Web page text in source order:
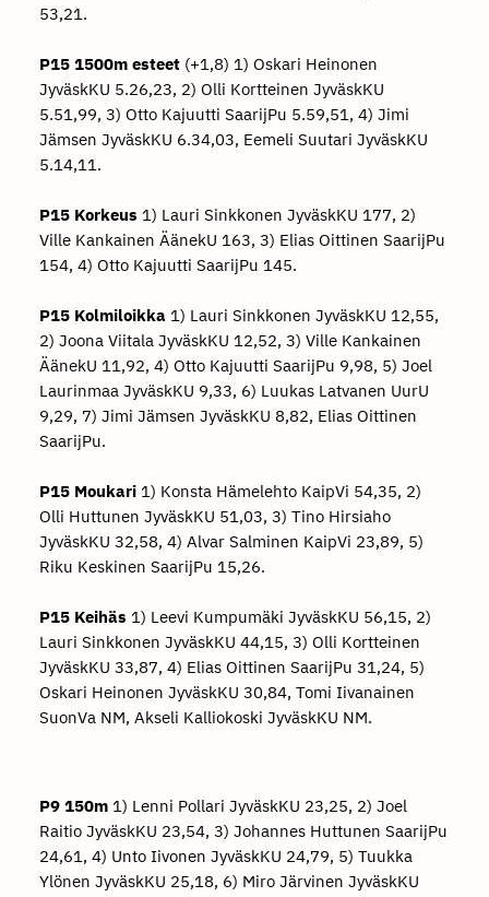
53,21.
P15 1500m esteet(+1,8) 1) Oskari Heinonen
JyväskKU 5.26,23, 2) Olli Kortteinen JyväskKU
5.51,99, 3) Otto Kajuutti SaarijPu 5.59,51, 4) Jimi
Jämsen JyväskKU 6.34,03, Eemeli Suutari JyväskKU
5.14,11.
P15 Korkeus 1) Lauri Sinkkonen JyväskKU 177, 2)
Ville Kankainen ÄänekU 163, 3) Elias Oittinen SaarijPu
154, 4) Otto Kajuutti SaarijPu 145.
P15 Kolmiloikka 1) Lauri Sinkkonen JyväskKU 12,55,
2) Joona Viitala JyväskKU 12,52, 3) Ville Kankainen
ÄänekU 11,92, 4) Otto Kajuutti SaarijPu 9,98, 5) Joel
Laurinmaa JyväskKU 9,33, 6) Luukas Latvanen UurU
9,29, 7) Jimi Jämsen JyväskKU 8,82, Elias Oittinen
SaarijPu.
P15 Moukari1) Konsta Hämelehto KaipVi 54,35, 2)
Olli Huttunen JyväskKU 51,03, 3) Tino Hirsiaho
JyväskKU 32,58, 4) Alvar Salminen KaipVi 23,89, 5)
Riku Keskinen SaarijPu 15,26.
P15 Keihäs 1) Leevi Kumpumäki JyväskKU 56,15, 2)
Lauri Sinkkonen JyväskKU 44,15, 3) Olli Kortteinen
JyväskKU 33,87, 4) Elias Oittinen SaarijPu 31,24, 5)
Oskari Heinonen JyväskKU 30,84, Tomi Iivanainen
SuonVa NM, Akseli Kalliokoski JyväskKU NM.
P9 150m1) Lenni Pollari JyväskKU 23,25, 2) Joel
Raitio JyväskKU 23,54, 3) Johannes Huttunen SaarijPu
24,61, 4) Unto Iivonen JyväskKU 24,79, 5) Tuukka
Ylönen JyväskKU 25,18, 6) Miro Järvinen JyväskKU